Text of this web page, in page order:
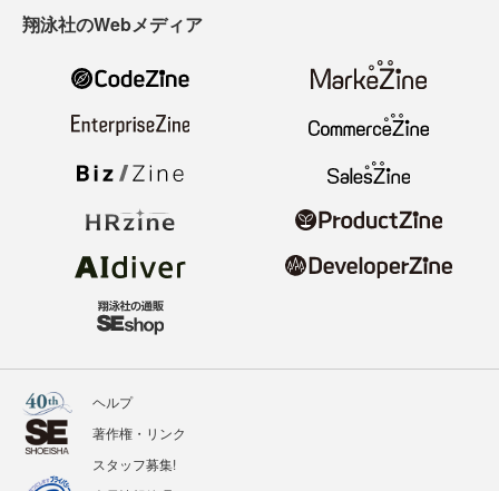
翔泳社のWebメディア
ヘルプ
著作権・リンク
スタッフ募集!